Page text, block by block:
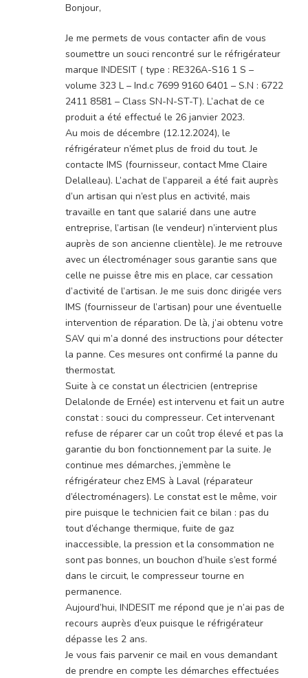
Bonjour,
Je me permets de vous contacter afin de vous
soumettre un souci rencontré sur le réfrigérateur
marque INDESIT ( type : RE326A-S16 1 S –
volume 323 L – Ind.c 7699 9160 6401 – S.N : 6722
2411 8581 – Class SN-N-ST-T). L’achat de ce
produit a été effectué le 26 janvier 2023.
Au mois de décembre (12.12.2024), le
réfrigérateur n’émet plus de froid du tout. Je
contacte IMS (fournisseur, contact Mme Claire
Delalleau). L’achat de l’appareil a été fait auprès
d’un artisan qui n’est plus en activité, mais
travaille en tant que salarié dans une autre
entreprise, l’artisan (le vendeur) n’intervient plus
auprès de son ancienne clientèle). Je me retrouve
avec un électroménager sous garantie sans que
celle ne puisse être mis en place, car cessation
d’activité de l’artisan. Je me suis donc dirigée vers
IMS (fournisseur de l’artisan) pour une éventuelle
intervention de réparation. De là, j’ai obtenu votre
SAV qui m’a donné des instructions pour détecter
la panne. Ces mesures ont confirmé la panne du
thermostat.
Suite à ce constat un électricien (entreprise
Delalonde de Ernée) est intervenu et fait un autre
constat : souci du compresseur. Cet intervenant
refuse de réparer car un coût trop élevé et pas la
garantie du bon fonctionnement par la suite. Je
continue mes démarches, j’emmène le
réfrigérateur chez EMS à Laval (réparateur
d’électroménagers). Le constat est le même, voir
pire puisque le technicien fait ce bilan : pas du
tout d’échange thermique, fuite de gaz
inaccessible, la pression et la consommation ne
sont pas bonnes, un bouchon d’huile s’est formé
dans le circuit, le compresseur tourne en
permanence.
Aujourd’hui, INDESIT me répond que je n’ai pas de
recours auprès d’eux puisque le réfrigérateur
dépasse les 2 ans.
Je vous fais parvenir ce mail en vous demandant
de prendre en compte les démarches effectuées